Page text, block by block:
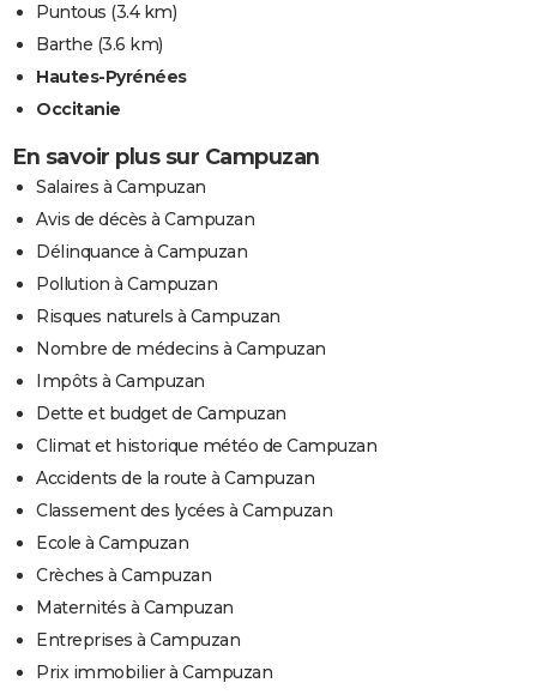
Puntous (3.4 km)
Barthe (3.6 km)
Hautes-Pyrénées
Occitanie
En savoir plus sur Campuzan
Salaires à Campuzan
Avis de décès à Campuzan
Délinquance à Campuzan
Pollution à Campuzan
Risques naturels à Campuzan
Nombre de médecins à Campuzan
Impôts à Campuzan
Dette et budget de Campuzan
Climat et historique météo de Campuzan
Accidents de la route à Campuzan
Classement des lycées à Campuzan
Ecole à Campuzan
Crèches à Campuzan
Maternités à Campuzan
Entreprises à Campuzan
Prix immobilier à Campuzan